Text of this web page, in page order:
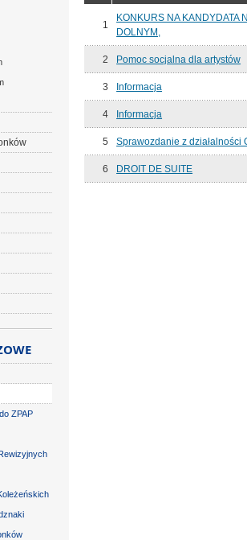
1
KONKURS NA KANDYDATA
DOLNYM,
2 Pomoc socjalna dla artystów
3 Informacja
4 Informacja
5 Sprawozdanie z działalności
6 DROIT DE SUITE
ZPAP